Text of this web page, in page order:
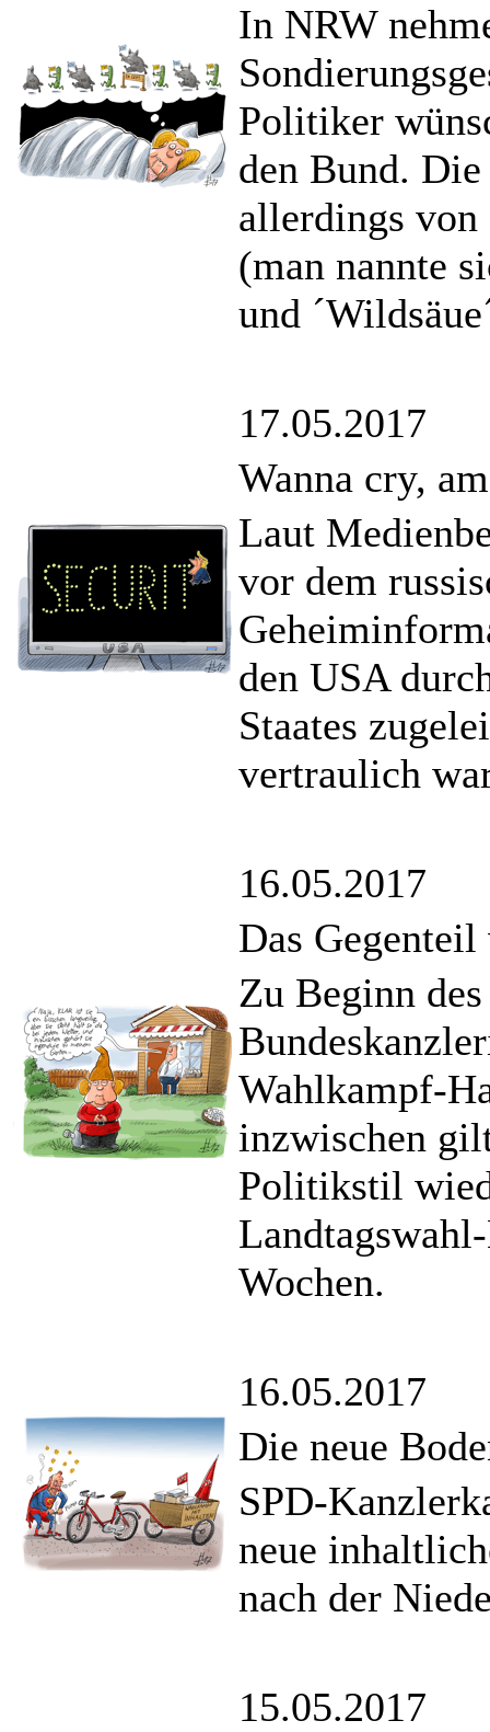
In NRW
Politiker
den Bund.
allerdings
(man nannte
und
17.05.2017
Wanna cry,
Laut
vor dem
den USA
Staates
vertraulich
16.05.2017
Das
Zu Beginn
Wahlkampf-
inzwischen
Politikstil
Wochen.
16.05.2017
Die neue
SPD-
neue
nach der
15.05.2017